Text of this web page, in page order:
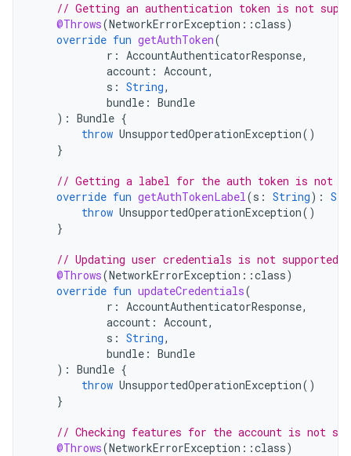
// Getting an authentication token is not
@Throws(NetworkErrorException ::class)
override fun getAuthToken(
r : AccountAuthenticatorResponse,
account : Account,
s : String,
bundle : Bundle
): Bundle {
throw UnsupportedOperationException()
}
// Getting a label for the auth token is not
override fun getAuthTokenLabel(s : String):
throw UnsupportedOperationException()
}
// Updating user credentials is not supported
@Throws(NetworkErrorException ::class)
override fun updateCredentials(
r : AccountAuthenticatorResponse,
account : Account,
s : String,
bundle : Bundle
): Bundle {
throw UnsupportedOperationException()
}
// Checking features for the account is not
@Throws(NetworkErrorException ::class)